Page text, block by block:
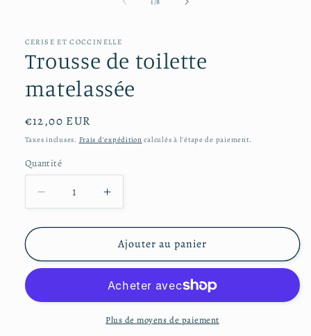
fenêtre
modale
CERISE ET COCCINELLE
Trousse de toilette
matelassée
Prix
habituel
€12,00 EUR
Taxes incluses. Frais d'expédition calculés à l'étape de paiement.
Quantité
Réduire
la
quantité
Trousse
matelassée
Augmenter
la
quantité
de
Trousse
toilette
matelassée
Ajouter au panier
Plus de moyens de paiement